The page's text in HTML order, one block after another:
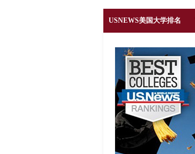
USNEWS美国大学排名